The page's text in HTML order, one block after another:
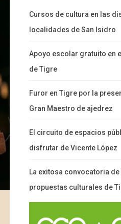
Cursos de cultura en las
localidades de San Isidro
Apoyo escolar gratuito en
de Tigre
Furor en Tigre por la
Gran Maestro de ajedrez
El circuito de espacios
disfrutar de Vicente López
La exitosa convocatoria de
propuestas culturales de